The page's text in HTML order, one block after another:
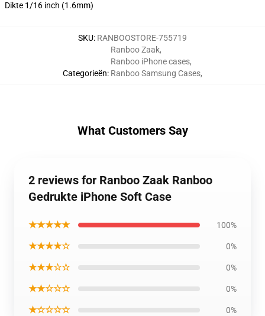
Dikte 1/16 inch (1.6mm)
SKU: RANBOOSTORE-755719
Categorieën:
Ranboo Zaak,
Ranboo iPhone cases,
Ranboo Samsung Cases,
What Customers Say
2 reviews for Ranboo Zaak Ranboo
Gedrukte iPhone Soft Case
★★★★★ 100%
★★★★☆ 0%
★★★☆☆ 0%
★★☆☆☆ 0%
★☆☆☆☆ 0%